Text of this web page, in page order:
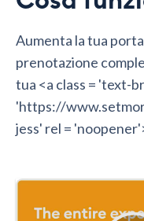
Aumenta la tua
prenotazione
tua <a class = 'text-
'https://
jess' rel =